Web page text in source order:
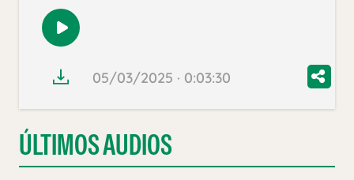
Reproducir
audio
05/03/2025 · 0:03:30
ÚLTIMOS AUDIOS